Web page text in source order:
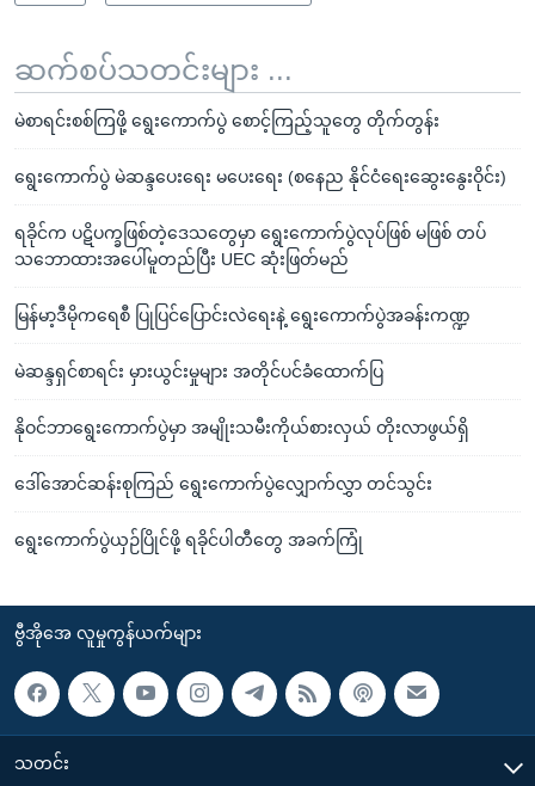
ဆက်စပ်သတင်းများ ...
မဲစာရင်းစစ်ကြဖို့ ရွေးကောက်ပွဲ စောင့်ကြည့်သူတွေ တိုက်တွန်း
ရွေးကောက်ပွဲ မဲဆန္ဒပေးရေး မပေးရေး (စနေည နိုင်ငံရေးဆွေးနွေးဝိုင်း)
ရခိုင်က ပဋိပက္ခဖြစ်တဲ့ဒေသတွေမှာ ရွေးကောက်ပွဲလုပ်ဖြစ် မဖြစ် တပ်
သဘောထားအပေါ်မူတည်ပြီး UEC ဆုံးဖြတ်မည်
မြန်မာ့ဒီမိုကရေစီ ပြုပြင်ပြောင်းလဲရေးနဲ့ ရွေးကောက်ပွဲအခန်းကဏ္ဍ
မဲဆန္ဒရှင်စာရင်း မှားယွင်းမှုများ အတိုင်ပင်ခံထောက်ပြ
နိုဝင်ဘာရွေးကောက်ပွဲမှာ အမျိုးသမီးကိုယ်စားလှယ် တိုးလာဖွယ်ရှိ
ဒေါ်အောင်ဆန်းစုကြည် ရွေးကောက်ပွဲလျှောက်လွှာ တင်သွင်း
ရွေးကောက်ပွဲယှဉ်ပြိုင်ဖို့ ရခိုင်ပါတီတွေ အခက်ကြုံ
ဗွီအိုအေ လူမှုကွန်ယက်များ
သတင်း